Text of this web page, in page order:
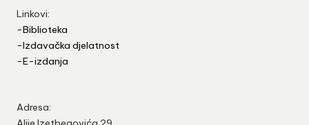
Linkovi:
-Biblioteka
-Izdavačka djelatnost
-E-izdanja
Adresa: